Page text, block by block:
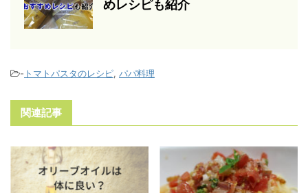
めレシピも紹介
- トマトパスタのレシピ, パパ料理
関連記事